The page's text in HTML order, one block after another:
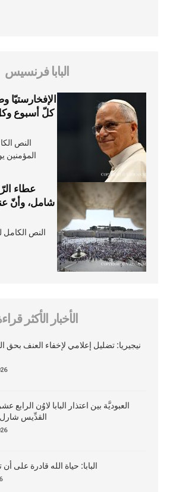
البابا فرنسيس
الإفخارستيّا
كلّ أسبوع
النص
المؤمنين يوم
عطاء
شامل، وأنّ
النص الكامل
الأخبار الأكثر
نيجيريا: تضليل إعلامي لإخفاء العنف بحق
العبوديَّة بين اعتذار البابا لاوُن
القدِّيس
البابا: حياة الله قادرة على أن